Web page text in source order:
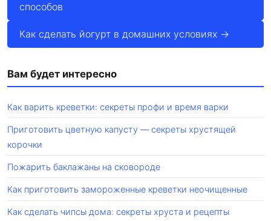
способов
Как сделать йогурт в домашних условиях →
Вам будет интересно
Как варить креветки: секреты профи и время варки
Приготовить цветную капусту — секреты хрустящей
корочки
Пожарить баклажаны на сковороде
Как приготовить замороженные креветки неочищенные
Как сделать чипсы дома: секреты хруста и рецепты